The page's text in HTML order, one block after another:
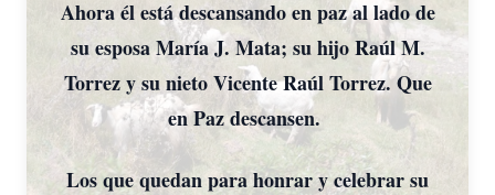
Ahora él está descansando en paz al lado de
su esposa María J. Mata; su hijo Raúl M.
Torrez y su nieto Vicente Raúl Torrez. Que
en Paz descansen.
Los que quedan para honrar y celebrar su